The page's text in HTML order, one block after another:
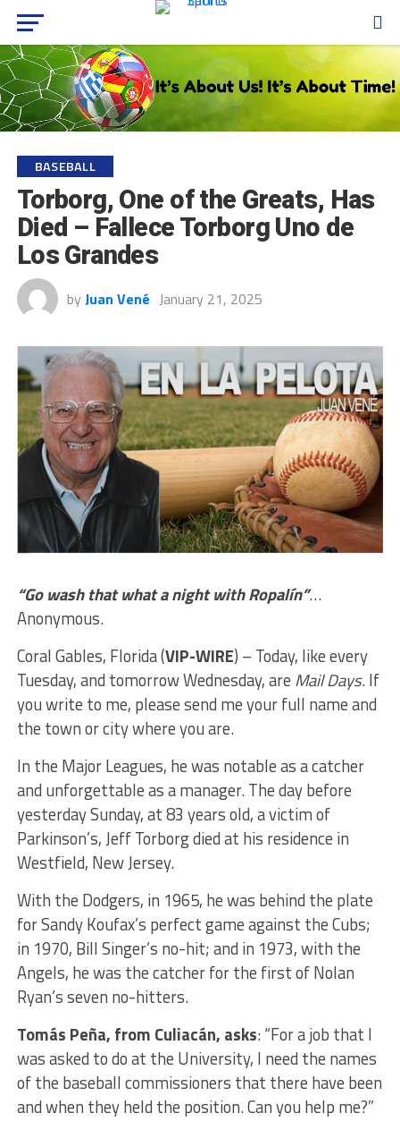
BASEBALL
Torborg, One of the Greats, Has
Died – Fallece Torborg Uno de
Los Grandes
by Juan Vené January 21, 2025
“Go wash that what a night with Ropalín”…
Anonymous.
Coral Gables, Florida (VIP-WIRE) – Today, like every
Tuesday, and tomorrow Wednesday, are Mail Days. If
you write to me, please send me your full name and
the town or city where you are.
In the Major Leagues, he was notable as a catcher
and unforgettable as a manager. The day before
yesterday Sunday, at 83 years old, a victim of
Parkinson’s, Jeff Torborg died at his residence in
Westfield, New Jersey.
With the Dodgers, in 1965, he was behind the plate
for Sandy Koufax’s perfect game against the Cubs;
in 1970, Bill Singer’s no-hit; and in 1973, with the
Angels, he was the catcher for the first of Nolan
Ryan’s seven no-hitters.
Tomás Peña, from Culiacán, asks: “For a job that I
was asked to do at the University, I need the names
of the baseball commissioners that there have been
and when they held the position. Can you help me?”